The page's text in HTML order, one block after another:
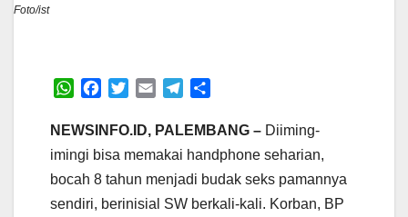
Foto/ist
W
a
s
A
p
c
e
o
o
i
e
r
a
l
e
r
a
a
NEWSINFO.ID, PALEMBANG – Diiming-
imingi bisa memakai handphone seharian,
bocah 8 tahun menjadi budak seks pamannya
sendiri, berinisial SW berkali-kali. Korban, BP